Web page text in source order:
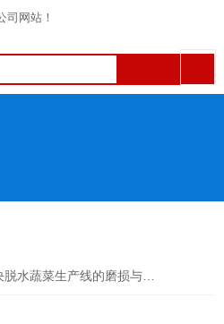
司网站！
蔬菜生产线的磨损与清洗问题